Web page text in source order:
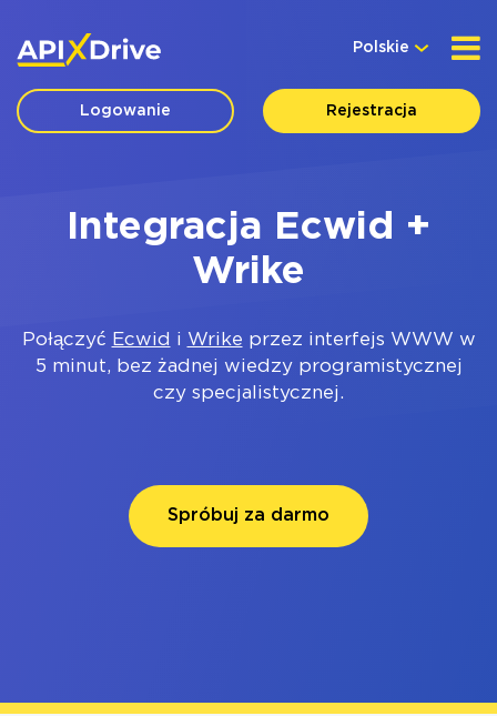
Polskie
Logowanie Rejestracja
Integracja Ecwid +
Wrike
Połączyć Ecwid i Wrike przez interfejs WWW w
5 minut, bez żadnej wiedzy programistycznej
czy specjalistycznej.
Spróbuj za darmo